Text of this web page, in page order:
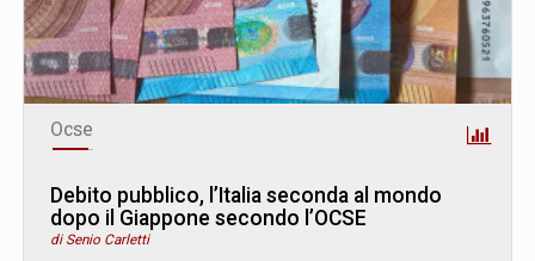
Ocse
Debito pubblico, l’Italia seconda al mondo
dopo il Giappone secondo l’OCSE
di Senio Carletti